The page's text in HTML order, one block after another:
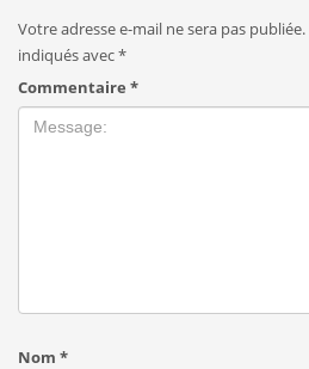
Votre adresse e-mail ne sera pas publiée.
indiqués avec*
Commentaire *
Nom *